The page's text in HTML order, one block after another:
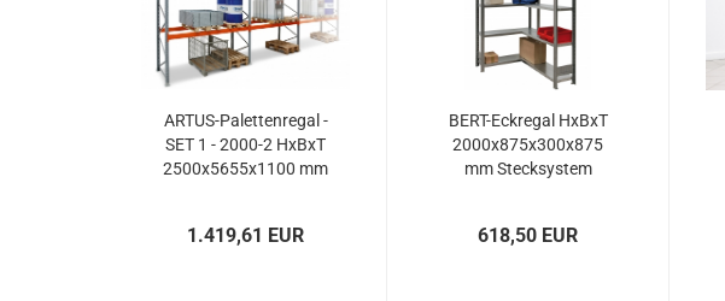
ARTUS-Palettenregal -
SET 1 - 2000-2 HxBxT
2500x5655x1100 mm
1.419,61 EUR
BERT-Eckregal HxBxT
2000x875x300x875
mm Stecksystem
618,50 EUR